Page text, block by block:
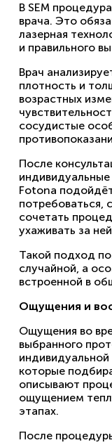
В SEM
врача. Это
лазерная
и правильного
Врач
плотность и
возрастных
сосудистые
После
Fotona
сочетать
ухаживать за
Такой подход
случайной, а
встроенной в
Ощущения и
Ощущения во
выбранного
индивидуальной
которые
описывают
ощущением
этапах.
После